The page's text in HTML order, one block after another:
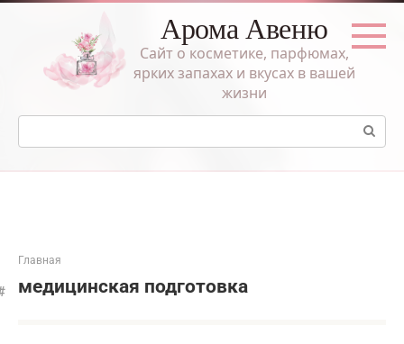
Перейти
Арома Авеню
Сайт о косметике, парфюмах,
ярких запахах и вкусах в вашей
жизни
Поиск:
Главная
медицинская подготовка